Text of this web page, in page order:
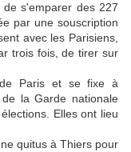
s'emparer des 227
par une souscription
avec les Parisiens,
trois fois, de tirer sur
Paris et se fixe à
la Garde nationale
Elles ont lieu
quitus à Thiers pour